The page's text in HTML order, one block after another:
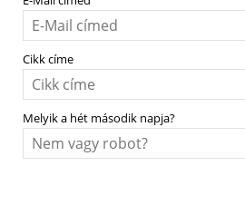
Cikk címe
Melyik a hét második napja?